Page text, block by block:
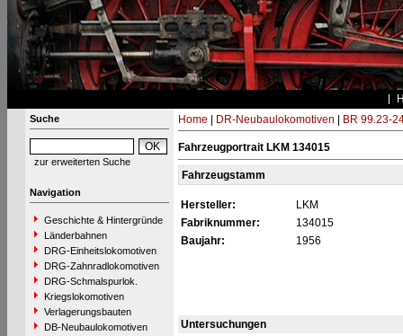
Suche
zur erweiterten Suche
Navigation
Geschichte & Hintergründe
Länderbahnen
DRG-Einheitslokomotiven
DRG-Zahnradlokomotiven
DRG-Schmalspurlok.
Kriegslokomotiven
Verlagerungsbauten
DB-Neubaulokomotiven
Home DR-Neubaulokomotiven BR 99.23-
Fahrzeugportrait LKM 134015
Fahrzeugstamm
Hersteller:
LKM
Fabriknummer:
134015
Baujahr:
1956
Untersuchungen